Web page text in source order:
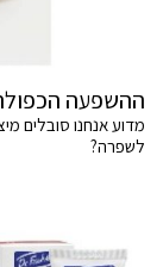
ההשפעה
מדוע אנחנו סובלים
לשפרה?